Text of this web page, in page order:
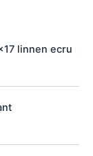
linnen ecru